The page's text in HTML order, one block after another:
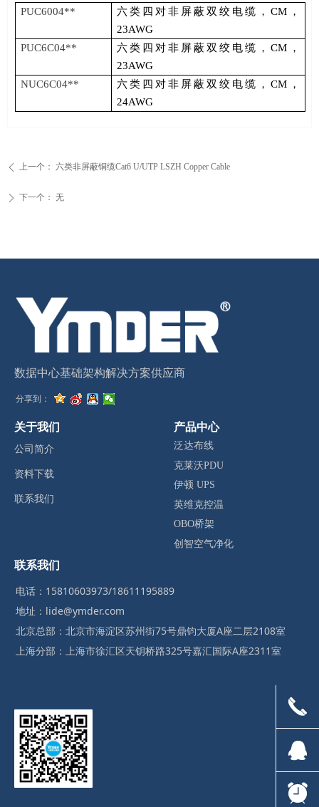
PUC6004**
六类四对非屏蔽双绞电缆， CM，
23AWG
PUC6C04**
六类四对非屏蔽双绞电缆， CM，
23AWG
NUC6C04**
六类四对非屏蔽双绞电缆， CM，
24AWG
ꄴ 上一个： 六类非屏蔽铜缆Cat6 U/UTP LSZH Copper Cable
ꄲ 下一个： 无
数据中心基础架构解决方案供应商
分享到：
公司简介
资料下载
联系我们
关于我们 产品中心
泛达布线
克莱沃PDU
伊顿 UPS
英维克控温
OBO桥架
创智空气净化
联系我们
电话：15810603973/18611195889
地址：lide@ymder.com
北京总部：北京市海淀区苏州街75号鼎钧大厦A座二层2108室
上海分部：上海市徐汇区天钥桥路325号嘉汇国际A座2311室
끅
뀩
뀥